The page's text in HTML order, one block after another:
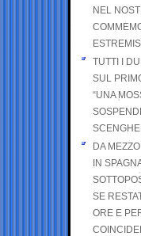
NEL
TUTTI I
SUL
“UNA
DA
IN
SE
ORE E